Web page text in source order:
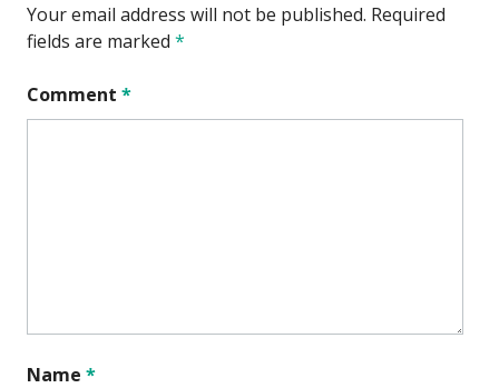
Your email address will not be published. Required
fields are marked *
Comment *
Name *